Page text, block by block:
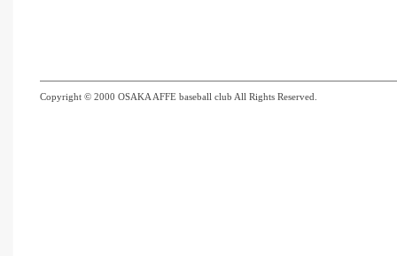
Copyright © 2000 OSAKA AFFE baseball club All Rights Reserved.